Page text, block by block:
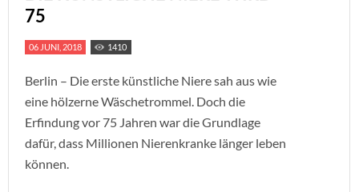
75
06 JUNI, 2018 1410
Berlin – Die erste künstliche Niere sah aus wie
eine hölzerne Wäschetrommel. Doch die
Erfindung vor 75 Jahren war die Grundlage
dafür, dass Millionen Nierenkranke länger leben
können.